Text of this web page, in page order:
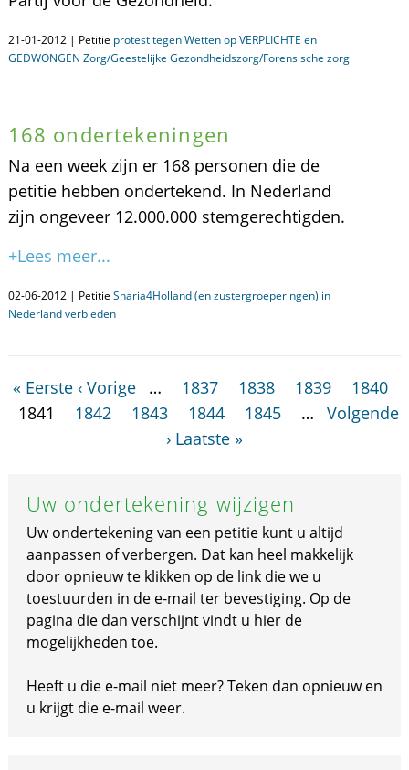
21-01-2012 | Petitie protest tegen Wetten op VERPLICHTE en
GEDWONGEN Zorg/Geestelijke Gezondheidszorg/Forensische zorg
168 ondertekeningen
Na een week zijn er 168 personen die de
petitie hebben ondertekend. In Nederland
zijn ongeveer 12.000.000 stemgerechtigden.
+Lees meer...
02-06-2012 | Petitie Sharia4Holland (en zustergroeperingen) in
Nederland verbieden
« Eerste ‹ Vorige … 1837 1838 1839
1840
1841
1842 1843 1844 1845 …
Volgende
› Laatste »
Uw ondertekening wijzigen
Uw ondertekening van een petitie kunt u altijd
aanpassen of verbergen. Dat kan heel makkelijk
door opnieuw te klikken op de link die we u
toestuurden in de e-mail ter bevestiging. Op de
pagina die dan verschijnt vindt u hier de
mogelijkheden toe.
Heeft u die e-mail niet meer? Teken dan opnieuw en
u krijgt die e-mail weer.